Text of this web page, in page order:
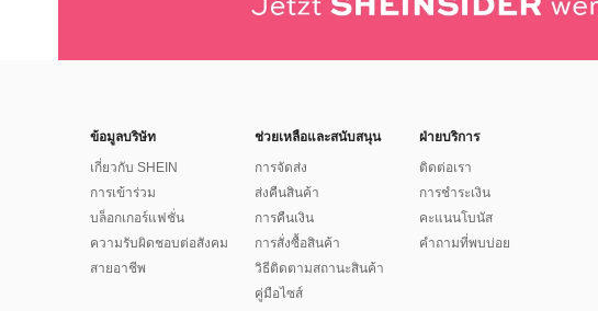
ข้อมูลบริษัท
เกี่ยวกับ SHEIN
การเข้าร่วม
บล็อกเกอร์แฟชั่น
ความรับผิดชอบต่อสังคม
สายอาชีพ
ช่วยเหลือและสนับสนุน
การจัดส่ง
ส่งคืนสินค้า
การคืนเงิน
การสั่งซื้อสินค้า
วิธีติดตามสถานะสินค้า
คู่มือไซส์
ฝ่ายบริการ
ติดต่อเรา
การชำระเงิน
คะแนนโบนัส
คำถามที่พบบ่อย